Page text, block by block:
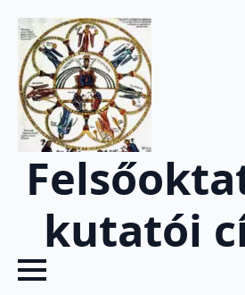
kutatói